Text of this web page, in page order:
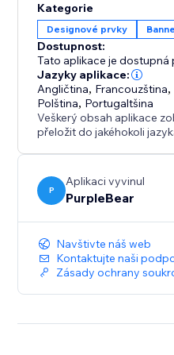
přizpůsobitelnou pozicí
zvyšovat zájem
poskytovat plynulý
Kategorie
Designové prvky
Dostupnost:
Tato aplikace je dostupná
Jazyky aplikace:
Angličtina, Francouzština,
Polština, Portugaltšina
Veškerý obsah aplikace
přeložit do jakéhokoli
P
Aplikaci vyvinul
PurpleBear
Navštivte náš web
Kontaktujte naši
Zásady ochrany